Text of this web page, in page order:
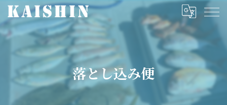
落とし込み便